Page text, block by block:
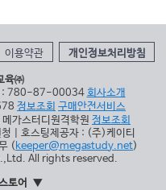
이용약관 개인정보처리방침
육㈜
: 780-87-00034회사소개
정보조회 구매안전서비스
가스터디원격학원 정보조회
| 호스팅제공자 : (주)케이티
(keeper@megastudy.net)
All rights reserved.
토어